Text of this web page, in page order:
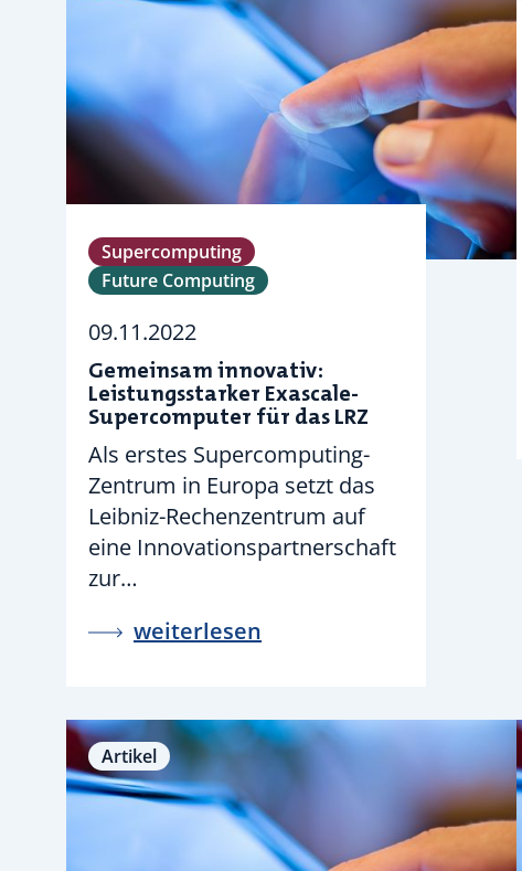
Supercomputing
Future Computing
09.11.2022
Gemeinsam innovativ:
Leistungsstarker Exascale-
Supercomputer für das LRZ
Als erstes Supercomputing-
Zentrum in Europa setzt das
Leibniz-Rechenzentrum auf
eine Innovationspartnerschaft
zur…
weiterlesen
Artikel